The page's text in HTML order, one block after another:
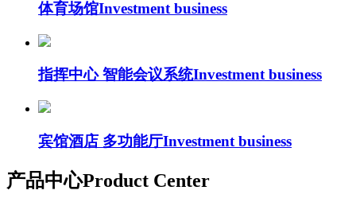
体育场馆Investment business
指挥中心 智能会议系统Investment business
宾馆酒店 多功能厅Investment business
产品中心Product Center